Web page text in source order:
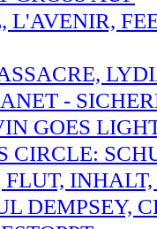
L'AVENIR,
-
GOES
CIRCLE:
DEMPSEY,